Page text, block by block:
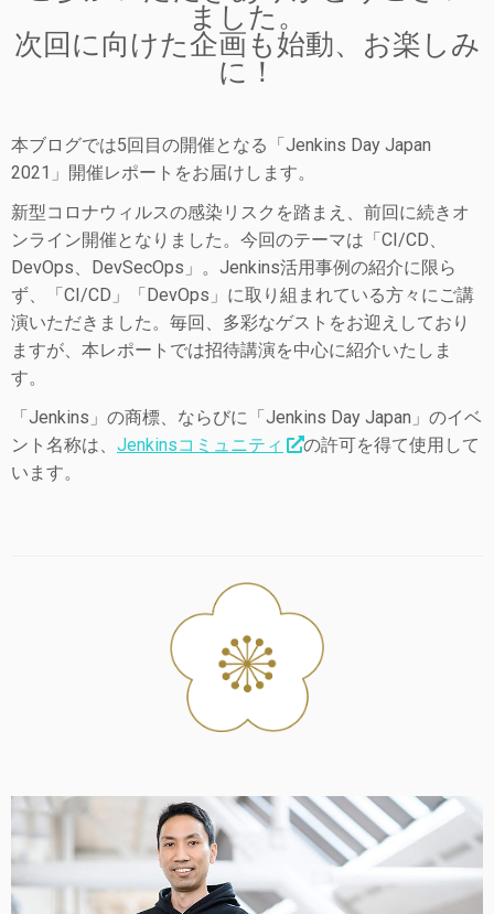
ました。
次回に向けた企画も始動、お楽しみ
に！
本ブログでは5回目の開催となる「Jenkins Day Japan
2021」開催レポートをお届けします。
新型コロナウィルスの感染リスクを踏まえ、前回に続きオ
ンライン開催となりました。今回のテーマは「CI/CD、
DevOps、DevSecOps」。Jenkins活用事例の紹介に限ら
ず、「CI/CD」「DevOps」に取り組まれている方々にご講
演いただきました。毎回、多彩なゲストをお迎えしており
ますが、本レポートでは招待講演を中心に紹介いたしま
す。
「Jenkins」の商標、ならびに「Jenkins Day Japan」のイベ
ント名称は、 Jenkinsコミュニティ
の許可を得て使用して
います。